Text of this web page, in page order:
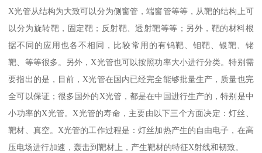
X光管从结构为大致可以分为侧窗管，端窗管等等，从靶的结构上可
以分为旋转靶，固定靶；反射靶、透射靶等等；另外，靶的材料根
据不同的应用也各不相同，比较常用的有钨靶、钼靶、银靶、铑
靶、等等很多。另外，X光管也可以按照功率大小进行分类。特别需
要指出的是，目前，X光管在国内已经完全能够批量生产，质量也完
全可以保证；很多国外的X光管，都是在中国进行生产的，特别是中
小功率的X光管。X光管的寿命，主要由以下三个方面决定：灯丝、
靶材、真空。X光管的工作过程是：灯丝加热产生的自由电子，在高
压电场进行加速，轰击到靶材上，产生靶材的特征X射线和韧致。